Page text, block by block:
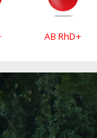
AB RhD+